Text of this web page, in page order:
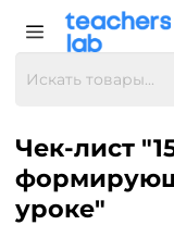
Чек-лист
уроке"